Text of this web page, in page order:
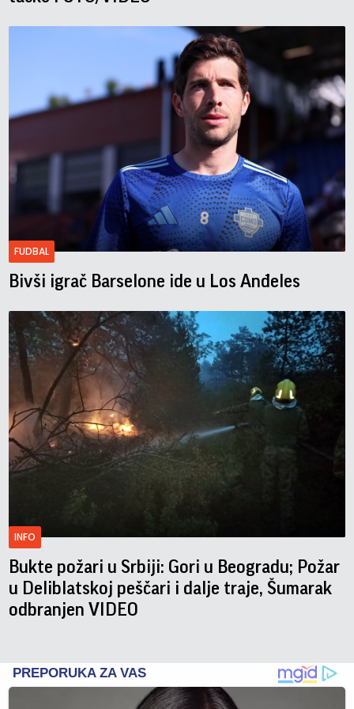
FUDBAL
Bivši igrač Barselone ide u Los Anđeles
INFO
Bukte požari u Srbiji: Gori u Beogradu; Požar
u Deliblatskoj peščari i dalje traje, Šumarak
odbranjen VIDEO